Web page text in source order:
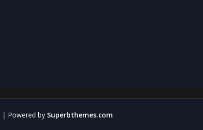
| Powered by Superbthemes.com